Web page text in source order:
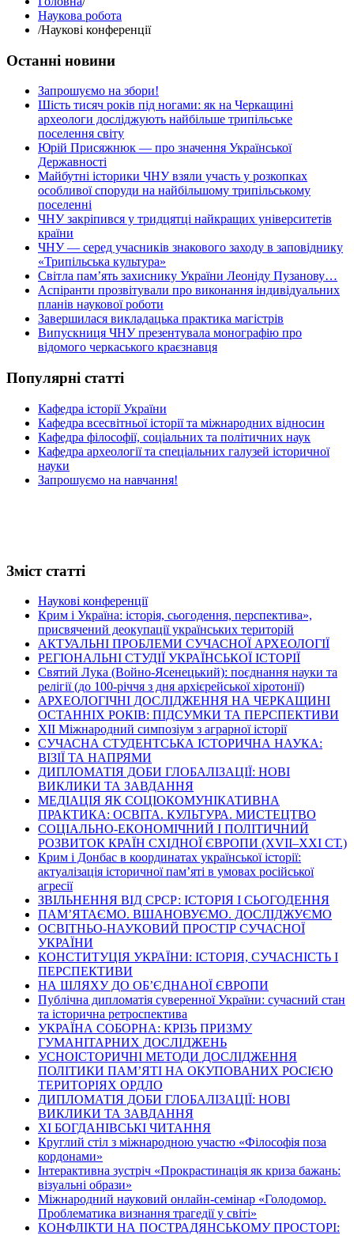
Наукова робота
/Наукові конференції
Останні новини
Запрошуємо на збори!
Шість тисяч років під ногами: як на Черкащині
археологи досліджують найбільше трипільське
поселення світу
Юрій Присяжнюк — про значення Української
Державності
Майбутні історики ЧНУ взяли участь у розкопках
особливої споруди на найбільшому трипільському
поселенні
ЧНУ закріпився у тридцятці найкращих університетів
країни
ЧНУ — серед учасників знакового заходу в заповіднику
«Трипільська культура»
Світла пам’ять захиснику України Леоніду Пузанову…
Аспіранти прозвітували про виконання індивідуальних
планів наукової роботи
Завершилася викладацька практика магістрів
Випускниця ЧНУ презентувала монографію про
відомого черкаського краєзнавця
Популярні статті
Кафедра історії України
Кафедра всесвітньої історії та міжнародних відносин
Кафедра філософії, соціальних та політичних наук
Кафедра археології та спеціальних галузей історичної
науки
Запрошуємо на навчання!
Зміст статті
Наукові конференції
Крим і Україна: історія, сьогодення, перспектива»,
присвячений деокупації українських територій
АКТУАЛЬНІ ПРОБЛЕМИ СУЧАСНОЇ АРХЕОЛОГІЇ
РЕГІОНАЛЬНІ СТУДІЇ УКРАЇНСЬКОЇ ІСТОРІЇ
Святий Лука (Войно-Ясенецький): поєднання науки та
релігії (до 100-річчя з дня архієрейської хіротонії)
АРХЕОЛОГІЧНІ ДОСЛІДЖЕННЯ НА ЧЕРКАЩИНІ
ОСТАННІХ РОКІВ: ПІДСУМКИ ТА ПЕРСПЕКТИВИ
ХІІ Міжнародний симпозіум з аграрної історії
СУЧАСНА СТУДЕНТСЬКА ІСТОРИЧНА НАУКА:
ВІЗІЇ ТА НАПРЯМИ
ДИПЛОМАТІЯ ДОБИ ГЛОБАЛІЗАЦІЇ: НОВІ
ВИКЛИКИ ТА ЗАВДАННЯ
МЕДІАЦІЯ ЯК СОЦІОКОМУНІКАТИВНА
ПРАКТИКА: ОСВІТА. КУЛЬТУРА. МИСТЕЦТВО
СОЦІАЛЬНО-ЕКОНОМІЧНИЙ І ПОЛІТИЧНИЙ
РОЗВИТОК КРАЇН СХІДНОЇ ЄВРОПИ (ХVІІ–ХХІ СТ.)
Крим і Донбас в координатах української історії:
актуалізація історичної пам’яті в умовах російської
агресії
ЗВІЛЬНЕННЯ ВІД СРСР: ІСТОРІЯ І СЬОГОДЕННЯ
ПАМ’ЯТАЄМО. ВШАНОВУЄМО. ДОСЛІДЖУЄМО
ОСВІТНЬО-НАУКОВИЙ ПРОСТІР СУЧАСНОЇ
УКРАЇНИ
КОНСТИТУЦІЯ УКРАЇНИ: ІСТОРІЯ, СУЧАСНІСТЬ І
ПЕРСПЕКТИВИ
НА ШЛЯХУ ДО ОБ’ЄДНАНОЇ ЄВРОПИ
Публічна дипломатія суверенної України: сучасний стан
та історична ретроспектива
УКРАЇНА СОБОРНА: КРІЗЬ ПРИЗМУ
ГУМАНІТАРНИХ ДОСЛІДЖЕНЬ
УСНОІСТОРИЧНІ МЕТОДИ ДОСЛІДЖЕННЯ
ПОЛІТИКИ ПАМ’ЯТІ НА ОКУПОВАНИХ РОСІЄЮ
ТЕРИТОРІЯХ ОРДЛО
ДИПЛОМАТІЯ ДОБИ ГЛОБАЛІЗАЦІЇ: НОВІ
ВИКЛИКИ ТА ЗАВДАННЯ
ХІ БОГДАНІВСЬКІ ЧИТАННЯ
Круглий стіл з міжнародною участю «Філософія поза
кордонами»
Інтерактивна зустріч «Прокрастинація як криза бажань:
візуальні образи»
Міжнародний науковий онлайн-семінар «Голодомор.
Проблематика визнання трагедії у світі»
КОНФЛІКТИ НА ПОСТРАДЯНСЬКОМУ ПРОСТОРІ: